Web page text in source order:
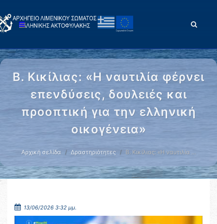
Β. Κικίλιας: «Η ναυτιλία φέρνει
επενδύσεις, δουλειές και
προοπτική για την ελληνική
οικογένεια»
Αρχική σελίδα Δραστηριότητες Β. Κικίλιας: «Η ναυτιλία …
13/06/2026 3:32 μμ.